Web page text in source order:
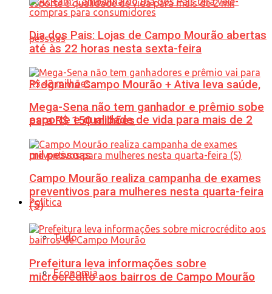
Programa Campo Mourão + Ativa leva saúde,
esporte e qualidade de vida para mais de 2
mil pessoas
Política
Tudo
Economia
Dia dos Pais: Lojas de Campo Mourão abertas
até às 22 horas nesta sexta-feira
Mega-Sena não tem ganhador e prêmio sobe
para R$ 150 milhões
Campo Mourão realiza campanha de exames
preventivos para mulheres nesta quarta-feira
(5)
Prefeitura leva informações sobre
microcrédito aos bairros de Campo Mourão